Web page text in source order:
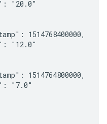
"20.0"
1514768400000,
"12.0"
1514764800000,
"7.0"